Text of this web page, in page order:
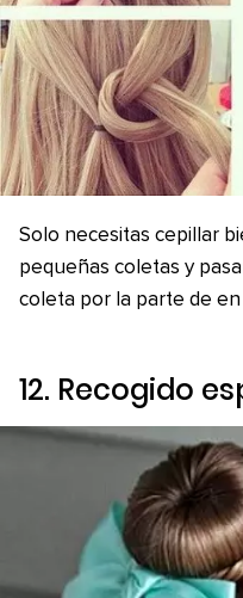
Solo necesitas cepillar
pequeñas coletas y
coleta por la parte de en
12. Recogido